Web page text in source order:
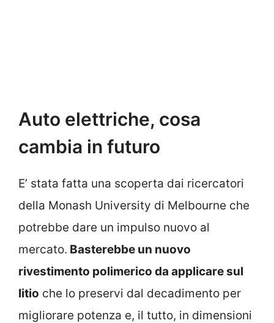
Auto elettriche, cosa
cambia in futuro
E’ stata fatta una scoperta dai ricercatori
della Monash University di Melbourne che
potrebbe dare un impulso nuovo al
mercato. Basterebbe un nuovo
rivestimento polimerico da applicare sul
litio che lo preservi dal decadimento per
migliorare potenza e, il tutto, in dimensioni